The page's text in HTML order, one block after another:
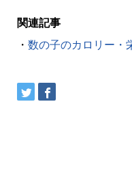
関連記事
・ 数の子のカロリー・